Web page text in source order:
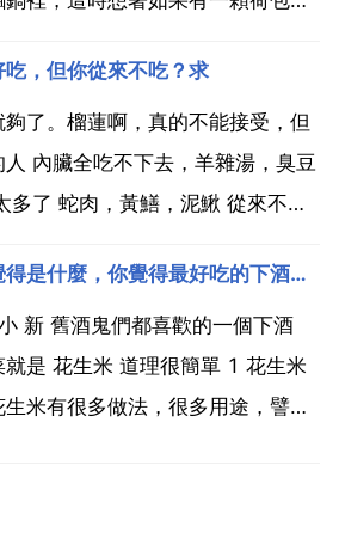
裡面不僅有酸菜，而且還有牛
甜感，再加上面條這麼筋道，所
，但你從來不吃？求
了。榴蓮啊，真的不能接受，但
內臟全吃不下去，羊雜湯，臭豆
多了 蛇肉，黃鱔，泥鰍 從來不
這三樣。臭豆腐，所有動物的內
迷的不行校門口小店一放學就排
最好吃的下酒菜你覺得是什麼，你覺得最好吃的下酒菜是什麼？
新 舊酒鬼們都喜歡的一個下酒
是 花生米 道理很簡單 1 花生米
米有很多做法，很多用途，譬如
生米就是為了下酒而生。生吃 油